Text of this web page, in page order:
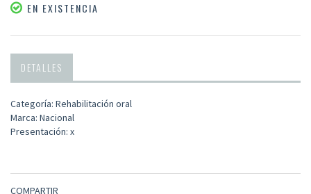
EN EXISTENCIA
DETALLES
Categoría: Rehabilitación oral
Marca: Nacional
Presentación: x
COMPARTIR